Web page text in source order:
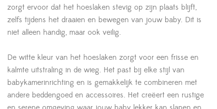
zorgt ervoor dat het hoeslaken stevig op zijn plaats blijft,
zelfs tijdens het draaien en bewegen van jouw baby. Dit is
niet alleen handig, maar ook veilig.
De witte kleur van het hoeslaken zorgt voor een frisse en
kalmte uitstraling in de wieg. Het past bij elke stijl van
babykamerinrichting en is gemakkelijk te combineren met
andere beddengoed en accessoires. Het creëert een rustige